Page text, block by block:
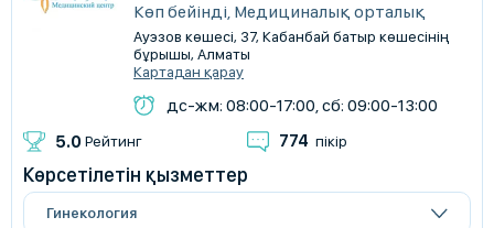
Көп бейінді, Медициналық орталық
Ауэзов көшесі, 37, Кабанбай батыр көшесінің
бұрышы, Алматы
Картадан қарау
дс-жм: 08:00-17:00, сб: 09:00-13:00
5.0 Рейтинг 774 пікір
Көрсетілетін қызметтер
Гинекология